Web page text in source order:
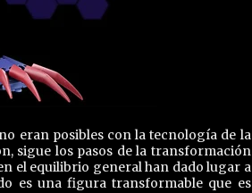
eran posibles con la tecnología de la
sigue los pasos de la transformación
el equilibrio general han dado lugar a
es una figura transformable que es